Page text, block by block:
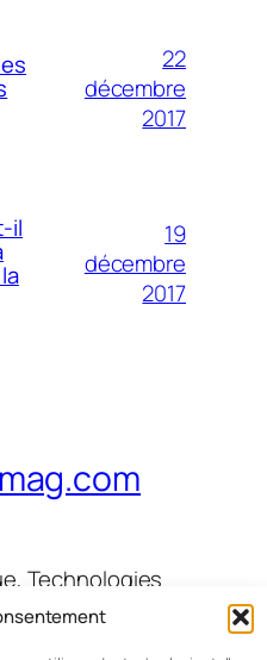
22
décembre
2017
il
19
décembre
2017
Technologies
serious games,